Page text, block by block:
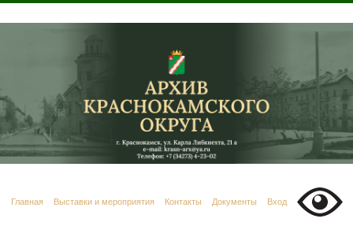
Главная Выставки и мероприятия Контакты Документы Вход